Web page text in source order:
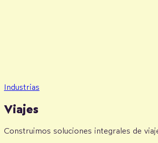
Industrias
Viajes
Construimos soluciones integrales de